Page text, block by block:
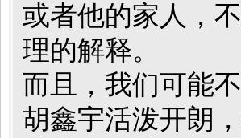
或者他的家人，
理的解释。
而且，我们可能
胡鑫宇活泼开朗